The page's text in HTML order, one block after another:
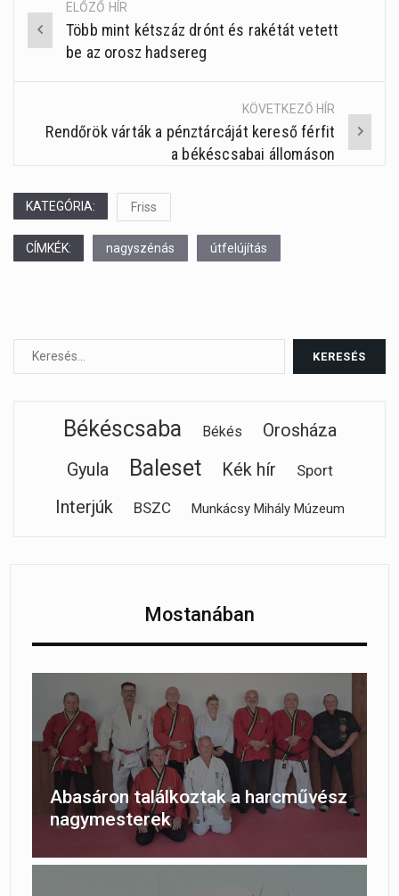
Post
navigation
ELŐZŐ HÍR
Több mint kétszáz drónt és rakétát vetett
be az orosz hadsereg
KÖVETKEZŐ HÍR
Rendőrök várták a pénztárcáját kereső férfit
a békéscsabai állomáson
KATEGÓRIA: Friss
CÍMKÉK: nagyszénás útfelújítás
Békéscsaba Békés
Orosháza
Gyula
Baleset Kék hír Sport
Interjúk BSZC Munkácsy Mihály Múzeum
Mostanában
Abasáron találkoztak a harcművész
nagymesterek